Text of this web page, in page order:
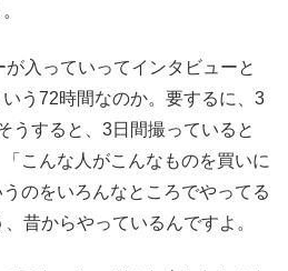
入っていってインタビューと
う72時間なのか。要するに、3
うすると、3日間撮っていると
こんな人がこんなものを買いに
のをいろんなところでやってる
昔からやっているんですよ。